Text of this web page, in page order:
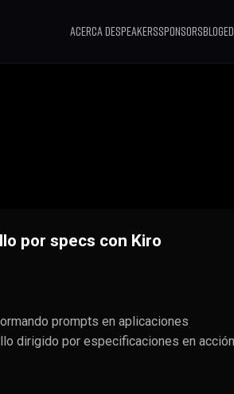
Acerca deSpeakersSponsorsBlog
por specs con Kiro
prompts en aplicaciones
dirigido por especificaciones en